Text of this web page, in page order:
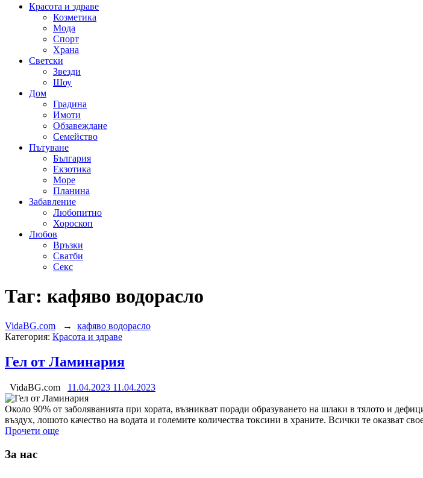
Красота и здраве
Козметика
Мода
Спорт
Храна
Светски
Звезди
Шоу
Дом
Градина
Имоти
Обзавеждане
Семейство
Пътуване
България
Екзотика
Море
Планина
Забавление
Любопитно
Хороскоп
Любов
Връзки
Сватби
Секс
Таг: кафяво водорасло
VidaBG.com → кафяво водорасло
Категория: Красота и здраве
Гел от Ламинария
VidaBG.com 11.04.2023 11.04.2023
Около 90% от заболяванията при хората, възникват поради образуването на шлаки в тялото и
въздух, лошото качество на водата и големите количества токсини в храните. Всички те оказват
Прочети още
За нас